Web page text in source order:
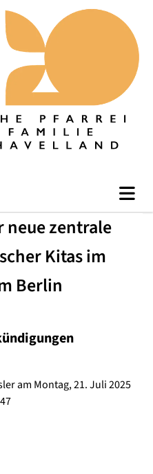
neue zentrale
Kitas im
Berlin
am Montag, 21. Juli 2025